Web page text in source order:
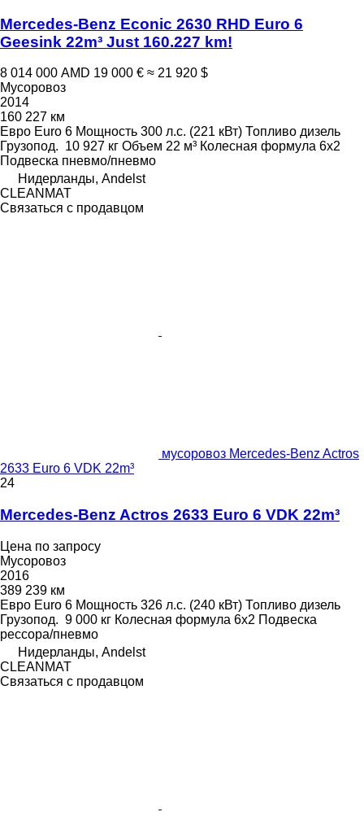
Mercedes-Benz Econic 2630 RHD Euro 6
Geesink 22m³ Just 160.227 km!
8 014 000 AMD 19 000 € ≈ 21 920 $
Мусоровоз
2014
160 227 км
Евро Euro 6 Мощность 300 л.с. (221 кВт) Топливо дизель
Грузопод. 10 927 кг Объем 22 м³ Колесная формула 6x2
Подвеска пневмо/пневмо
Нидерланды, Andelst
CLEANMAT
Связаться с продавцом
мусоровоз Mercedes-Benz Actros
2633 Euro 6 VDK 22m³
24
Mercedes-Benz Actros 2633 Euro 6 VDK 22m³
Цена по запросу
Мусоровоз
2016
389 239 км
Евро Euro 6 Мощность 326 л.с. (240 кВт) Топливо дизель
Грузопод. 9 000 кг Колесная формула 6x2 Подвеска
рессора/пневмо
Нидерланды, Andelst
CLEANMAT
Связаться с продавцом